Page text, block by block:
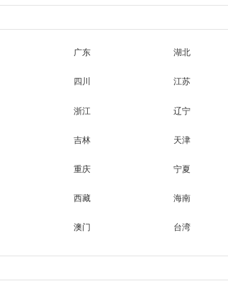
广东 湖北
四川 江苏
浙江 辽宁
吉林 天津
重庆 宁夏
西藏 海南
澳门 台湾